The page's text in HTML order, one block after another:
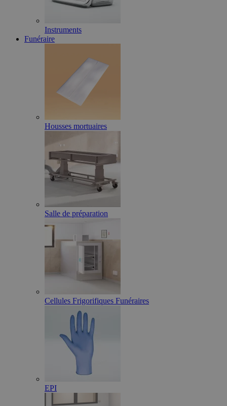
Instruments
Funéraire
Housses mortuaires
Salle de préparation
Cellules Frigorifiques Funéraires
EPI